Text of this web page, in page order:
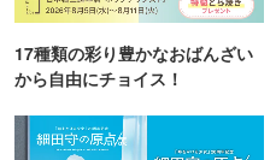
17種類の彩り豊かなおばんざい
から自由にチョイス！